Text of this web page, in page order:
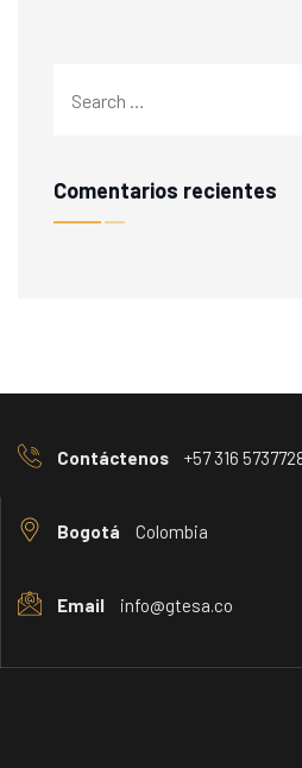
Comentarios recientes
Contáctenos +57 316
Bogotá Colombia
Email info@gtesa.co